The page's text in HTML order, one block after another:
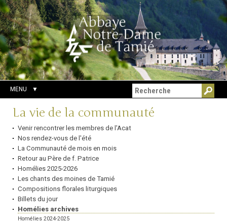
Aller
au
contenu.
|
Aller
à
la
navigation
Outils
personnels
Chercher par
Recherche
avancée…
MENU
Navigation
La vie de la communauté
Venir rencontrer les membres de l'Acat
Nos rendez-vous de l'été
La Communauté de mois en mois
Retour au Père de f. Patrice
Homélies 2025-2026
Les chants des moines de Tamié
Compositions florales liturgiques
Billets du jour
Homélies archives
Homélies 2024-2025